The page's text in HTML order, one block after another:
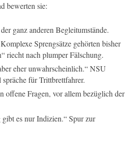
bewerten sie:
ganz anderen Begleitumstände.
Sprengsätze gehörten bisher
riecht nach plumper Fälschung.
eher unwahrscheinlich.“ NSU
für Trittbrettfahrer.
offene Fragen, vor allem bezüglich der
es nur Indizien.“ Spur zur